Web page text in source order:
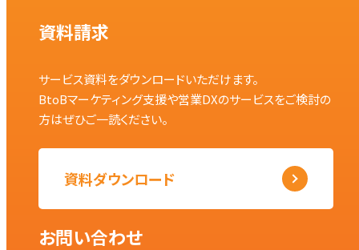
資料請求
サービス資料をダウンロードいただけます。
BtoBマーケティング支援や営業DXのサービスをご検討の
方はぜひご一読ください。
資料ダウンロード
お問い合わせ